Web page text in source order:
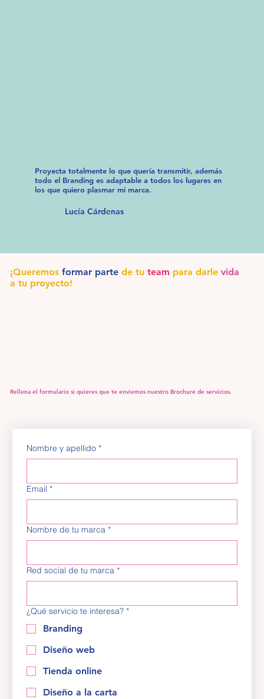
¡Queremos formar partede tu team para darle vida
a tu proyecto!
Rellena el formulario si quieres que te enviemos nuestro Brochure de servicios.
Nombre y apellido *
Email *
Nombre de tu marca *
Red social de tu marca *
¿Qué servicio te interesa? *
Branding
Diseño web
Tienda online
Diseño a la carta
Proyecta totalmente lo que quería transmitir, además
todo el Branding es adaptable a todos los lugares en
los que quiero plasmar mi marca.
Lucía Cárdenas